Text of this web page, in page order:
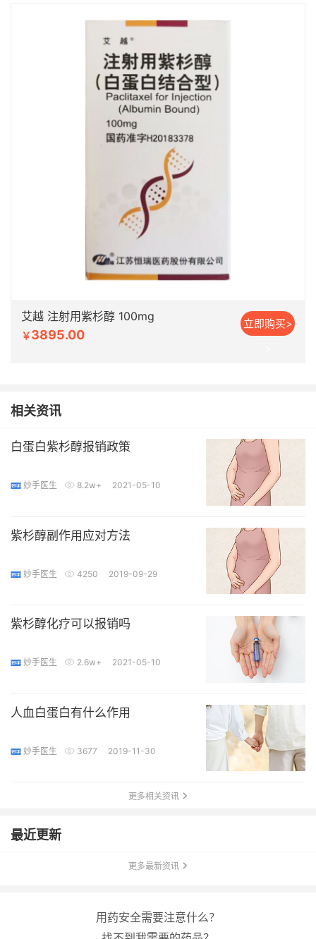
艾越 注射用紫杉醇 100mg
￥3895.00
立即购买>
相关资讯
白蛋白紫杉醇报销政策
妙手医生 8.2w+ 2021-05-10
紫杉醇副作用应对方法
妙手医生 4250 2019-09-29
紫杉醇化疗可以报销吗
妙手医生 2.6w+ 2021-05-10
人血白蛋白有什么作用
妙手医生 3677 2019-11-30
更多相关资讯
最近更新
更多最新资讯
用药安全需要注意什么？